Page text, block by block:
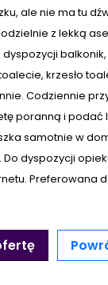
ale nie ma tu
z lekką
krzesło
Codziennie
poranną i podać
samotnie w
dyspozycji
Preferowana